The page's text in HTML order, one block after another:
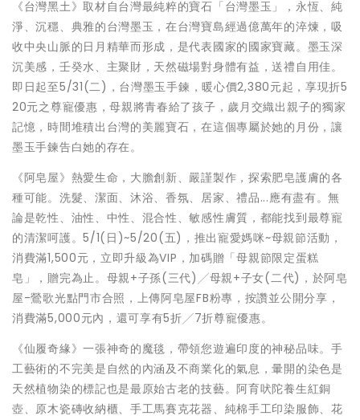
《台灣黑土》取材自台灣最純粹的寶石「台灣墨玉」，永恆、純
淨、沉穩、典雅的台灣墨玉，在台灣寶島經過億萬年的淬煉，吸
收中央山脈的日月精華而形成，是代表國家的國家寶藏。墨玉深
沉美感，壬癸水、主聚財，天然磁場對身體有益，送禮自用佳。
即日起至5/31(二)，台灣墨玉手鍊，暖心價2,380元起，享現折5
20元之尊寵優惠，母親將青春給了孩子，歲月交織出親子的獨家
記憶，時間堆積出台灣的美麗寶石，在這個專屬於她的月份，讓
墨玉手鍊告白她的存在。
《阿皂屋》熱愛生命，大膽創新、嚴謹製作，探索肥皂護膚的各
種可能。洗髮、潔面、沐浴、香氛、居家、禮品...應有盡有。無
論是乾性、油性、中性、混合性、敏感性膚質，都能找到最尊寵
的清潔呵護。5/1(日)~5/20(五)，推出寵愛媽咪~母親節活動，
消費滿1,500元，立即升級為VIP，加碼贈「母親節限定蛋糕
皂」，贈完為止。母親+子孫(三代)╱母親+子女(二代)，於阿皂
屋-鶯歌光點門市合照，上傳阿皂屋FB粉專，按讚並公開分享，
消費滿5,000元內，還可享有5折╱7折尊寵優惠。
《仙履奇緣》一張神奇的魔毯，帶領您遊遍印度的神秘品味。手
工藝術的不完美是自然的內涵及不商業化的氣息，暈開的染色是
天然植物染的標記也是最原始古老的技藝。阿育吠陀養生紅銅
壺、原木瓷磚收納櫃、手工馬賽克花器、純棉手工印染服飾、花